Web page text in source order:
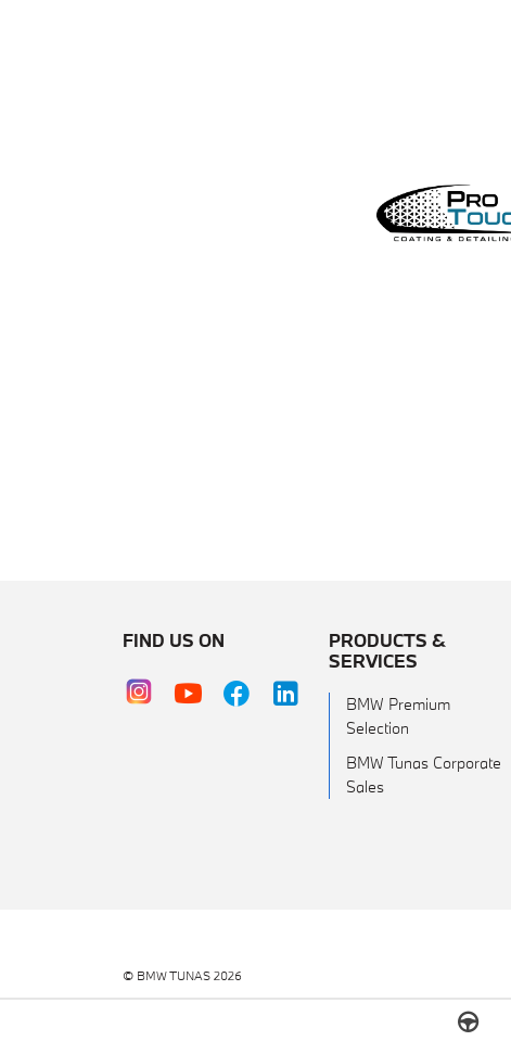
FIND US ON
PRODUCTS &
SERVICES
BMW Premium
Selection
BMW Tunas Corporate
Sales
© BMW TUNAS 2026